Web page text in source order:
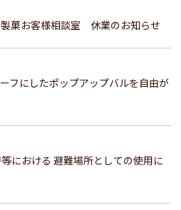
菓お客様相談室 休業のお知らせ
フにしたポップアップバルを自由が
における 避難場所としての使用に